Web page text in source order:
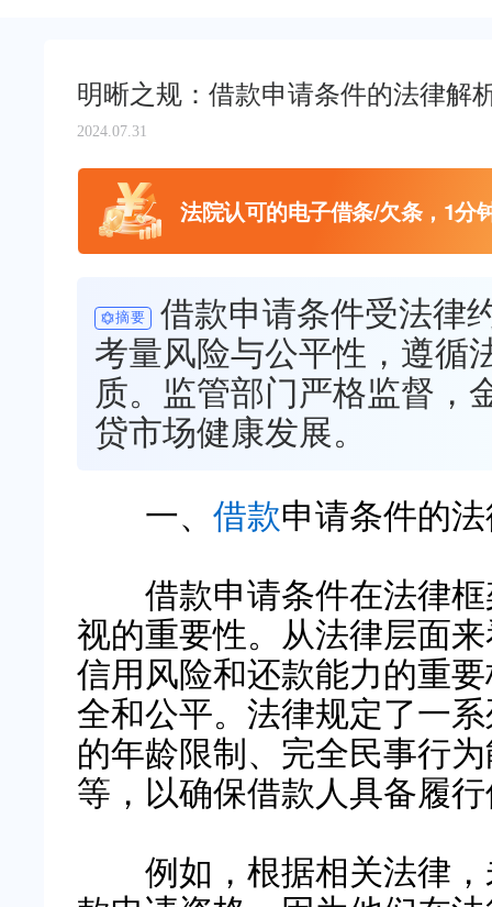
明晰之规：借款申请条件的法律解
2024.07.31
法院认可的电子借条/欠条，1分
摘要
借款申请条件受法律
考量风险与公平性，遵循
质。监管部门严格监督，
贷市场健康发展。
一、 借款申请条件的
借款申请条件在法律框
视的重要性。从法律层面
信用风险和还款能力的重
全和公平。法律规定了一
的年龄限制、完全民事行
等，以确保借款人具备履
例如，根据相关法律，